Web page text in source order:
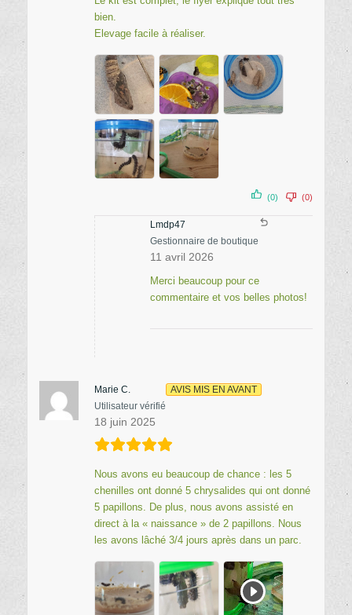
bien.
Elevage facile à réaliser.
(0) (0)
Lmdp47
Gestionnaire de boutique
11 avril 2026
Merci beaucoup pour ce
commentaire et vos belles photos!
Marie C.
Utilisateur vérifié
AVIS MIS EN AVANT
18 juin 2025
Nous avons eu beaucoup de chance : les 5
chenilles ont donné 5 chrysalides qui ont donné
5 papillons. De plus, nous avons assisté en
direct à la « naissance » de 2 papillons. Nous
les avons lâché 3/4 jours après dans un parc.